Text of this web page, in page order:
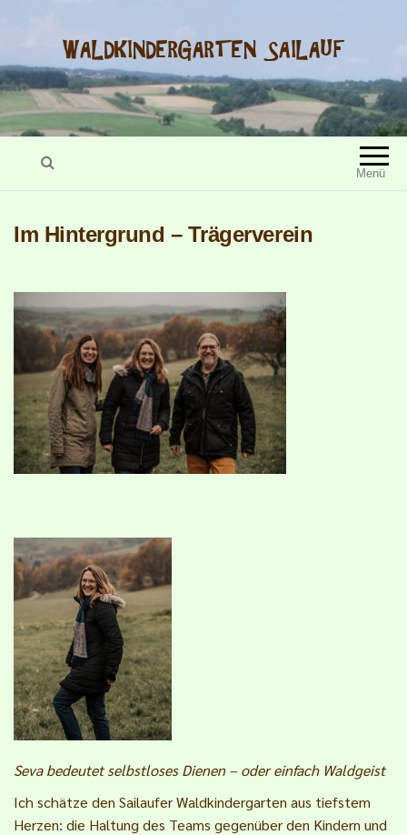
WALDKINDERGARTEN SAILAUF
Menü
Im Hintergrund – Trägerverein
Seva bedeutet selbstloses Dienen – oder einfach Waldgeist
Ich schätze den Sailaufer Waldkindergarten aus tiefstem
Herzen: die Haltung des Teams gegenüber den Kindern und